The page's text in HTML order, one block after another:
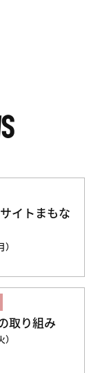
イトまもな
取り組み